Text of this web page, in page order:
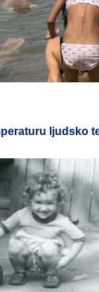
ljudsko